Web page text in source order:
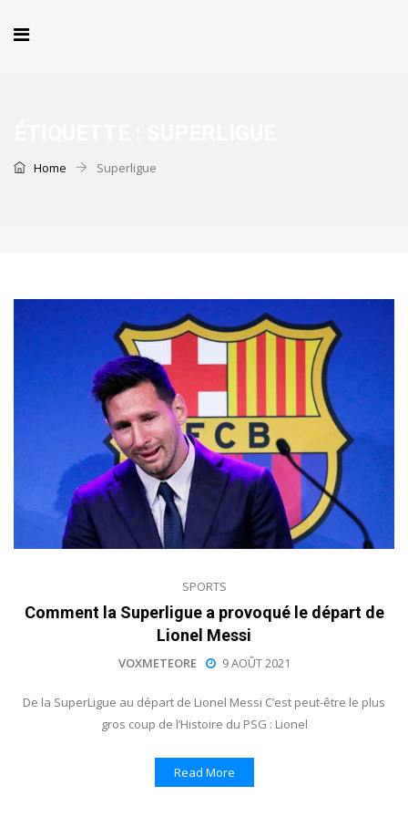
Home Superligue
SPORTS
Comment la Superligue a provoqué le départ de
Lionel Messi
VOXMETEORE 9 AOÛT 2021
De la SuperLigue au départ de Lionel Messi C’est peut-être le plus
gros coup de l’Histoire du PSG : Lionel
Read More